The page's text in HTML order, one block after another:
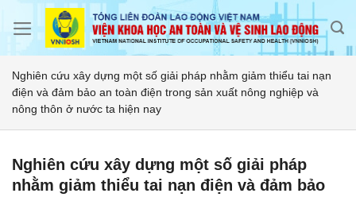
Nghiên cứu xây dựng một số giải pháp nhằm giảm thiểu tai nạn
điện và đảm bảo an toàn điện trong sản xuất nông nghiệp và
nông thôn ở nước ta hiện nay
Nghiên cứu xây dựng một số giải pháp
nhằm giảm thiểu tai nạn điện và đảm bảo